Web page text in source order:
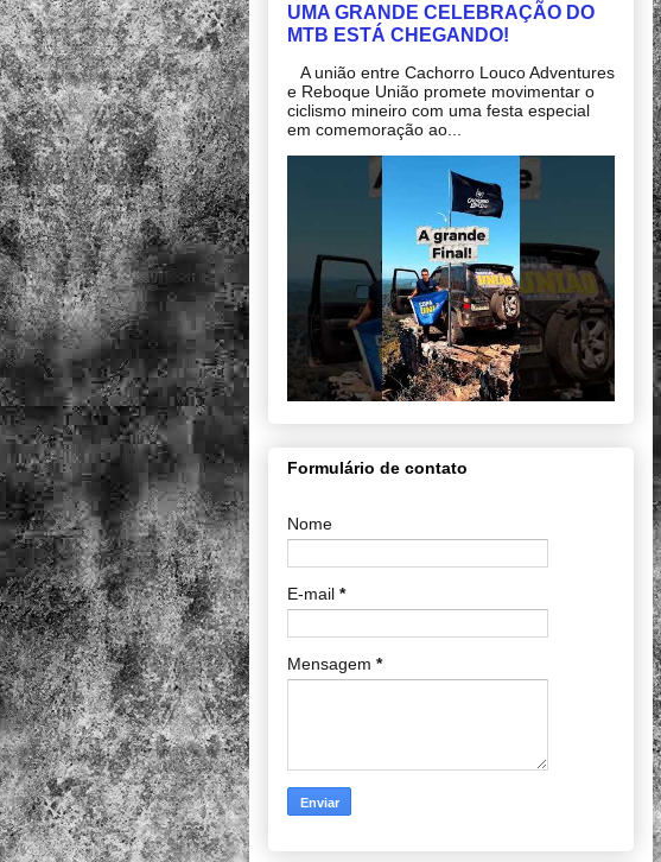
UMA GRANDE CELEBRAÇÃO DO
MTB ESTÁ CHEGANDO!
A união entre Cachorro Louco Adventures
e Reboque União promete movimentar o
ciclismo mineiro com uma festa especial
em comemoração ao...
Formulário de contato
Nome
E-mail *
Mensagem *